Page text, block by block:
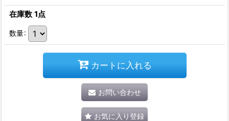
在庫数 1点
数量:
カートに入れる
お問い合わせ
お気に入り登録